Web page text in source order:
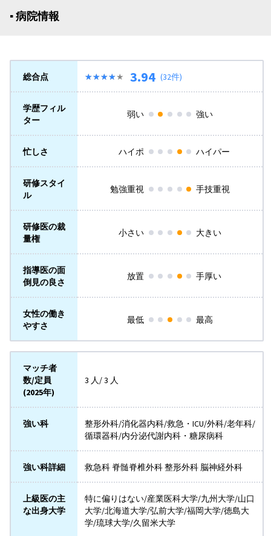
▪︎ 病院情報
総合点 ★★★★★
★★★★★ 3.94 (32件)
学歴フィル
ター
弱い 強い
忙しさ ハイポ ハイパー
研修スタイ
ル
勉強重視 手技重視
研修医の裁
量権
小さい 大きい
指導医の面
倒見の良さ
放置 手厚い
女性の働き
やすさ
最低 最高
マッチ者
数/定員
(2025年)
3 人/ 3 人
強い科
整形外科/消化器内科/救急・ICU/外科/老年科/
循環器科/内分泌代謝内科・糖尿病科
強い科詳細 救急科 脊髄脊椎外科 整形外科 脳神経外科
上級医の主
な出身大学
特に偏りはない/産業医科大学/九州大学/山口
大学/北海道大学/弘前大学/福岡大学/徳島大
学/琉球大学/久留米大学